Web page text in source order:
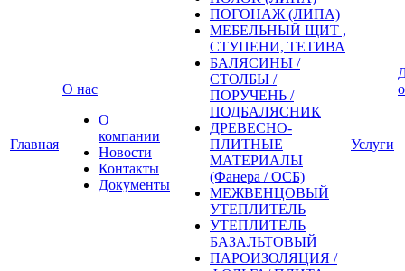
Главная
О нас
О
компании
Новости
Контакты
Документы
ПОГОНАЖ (ЛИПА)
МЕБЕЛЬНЫЙ ЩИТ ,
СТУПЕНИ, ТЕТИВА
БАЛЯСИНЫ /
СТОЛБЫ /
ПОРУЧЕНЬ /
ПОДБАЛЯСНИК
ДРЕВЕСНО-
ПЛИТНЫЕ
МАТЕРИАЛЫ
(Фанера / ОСБ)
МЕЖВЕНЦОВЫЙ
УТЕПЛИТЕЛЬ
УТЕПЛИТЕЛЬ
БАЗАЛЬТОВЫЙ
ПАРОИЗОЛЯЦИЯ /
Услуги